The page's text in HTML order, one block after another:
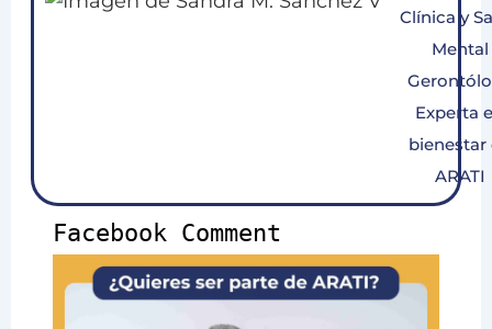
Clínica y
Mental
Experta
bienestar
ARATI
Facebook Comment